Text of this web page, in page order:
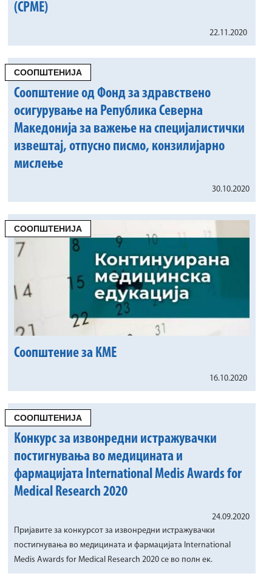
(CPME)
22.11.2020
СООПШТЕНИЈА
Соопштение од Фонд за здравствено
осигурување на Република Северна
Македонија за важење на специјалистички
извештај, отпусно писмо, конзилијарно
мислење
30.10.2020
СООПШТЕНИЈА
Соопштение за КМЕ
16.10.2020
СООПШТЕНИЈА
Конкурс за извонредни истражувачки
постигнувања во медицината и
фармацијата International Medis Awards for
Medical Research 2020
24.09.2020
Пријавите за конкурсот за извонредни истражувачки
постигнувања во медицината и фармацијата International
Medis Awards for Medical Research 2020 се во полн ек.